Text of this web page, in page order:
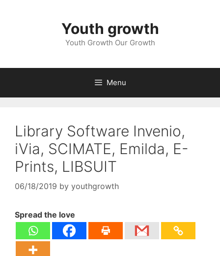
Youth growth
Youth Growth Our Growth
Menu
Library Software Invenio,
iVia, SCIMATE, Emilda, E-
Prints, LIBSUIT
06/18/2019 by youthgrowth
Spread the love